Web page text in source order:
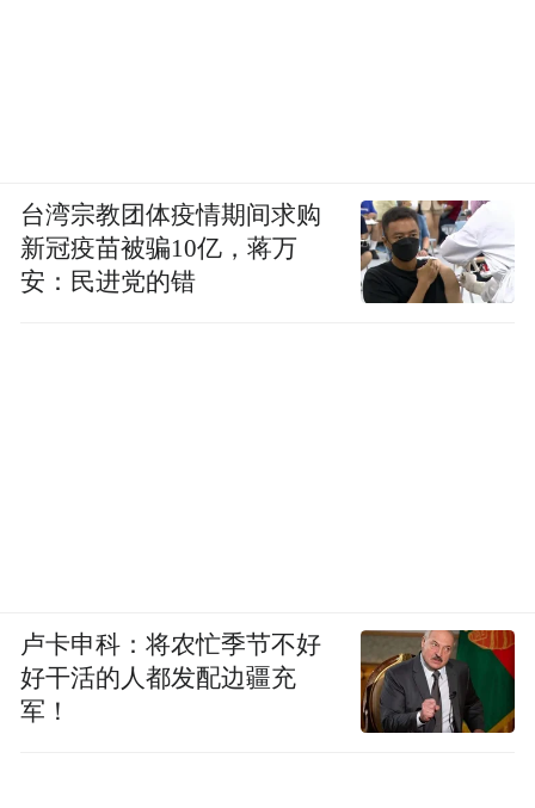
台湾宗教团体疫情期间求购
新冠疫苗被骗10亿，蒋万
安：民进党的错
卢卡申科：将农忙季节不好
好干活的人都发配边疆充
军！